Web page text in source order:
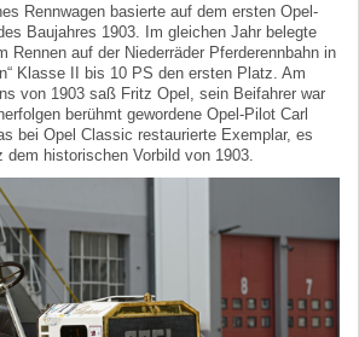
Rennwagen basierte auf dem ersten Opel-
Baujahres 1903. Im gleichen Jahr belegte
Rennen auf der Niederräder Pferderennbahn in
Klasse II bis 10 PS den ersten Platz. Am
von 1903 saß Fritz Opel, sein Beifahrer war
berühmt gewordene Opel-Pilot Carl
bei Opel Classic restaurierte Exemplar, es
historischen Vorbild von 1903.